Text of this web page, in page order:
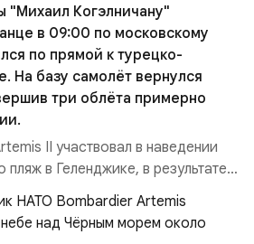
"Михаил Когэлничану"
в 09:00 по московскому
по прямой к турецко-
На базу самолёт вернулся
три облёта примерно
II участвовал в наведении
пляж в Геленджике, в результате
включая троих детей. Позже
сообщила об атаке
Чёрном море на ️судно Nadezhda